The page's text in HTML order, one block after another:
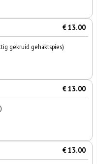
€ 13.00
gekruid gehaktspies)
€ 13.00
€ 13.00